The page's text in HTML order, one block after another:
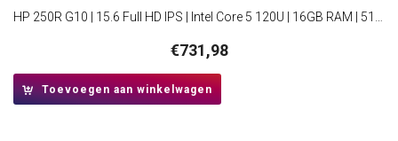
€731,98
Toevoegen aan winkelwagen